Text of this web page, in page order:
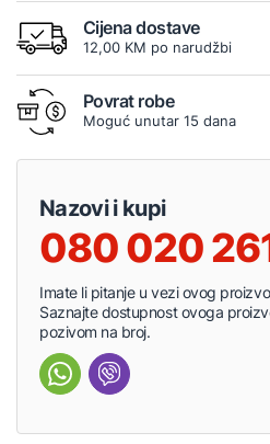
Cijena dostave
12,00 KM po narudžbi
Povrat robe
Moguć unutar 15 dana
Nazovi i kupi
080 020
Imate li pitanje u vezi ovog
Saznajte dostupnost ovoga
pozivom na broj.